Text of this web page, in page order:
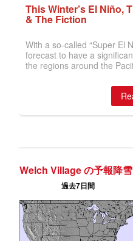
Welch Village の予報降雪
過去7日間